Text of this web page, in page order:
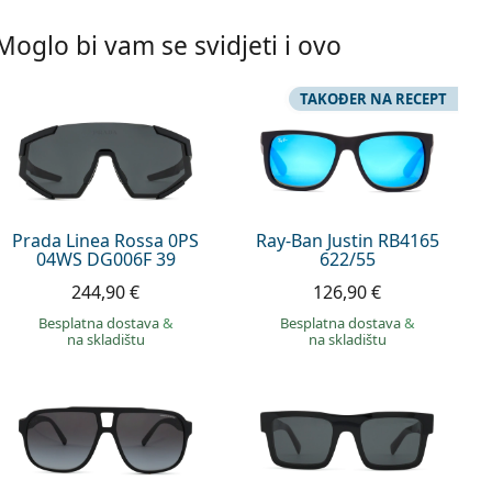
bi vam se svidjeti i ovo
Prada Linea Rossa 0PS
04WS DG006F 39
244,90 €
Besplatna dostava&
na skladištu
Ray-Ban Justin RB4165
622/55
TAKOĐER NA RECEPT
126,90 €
Besplatna dostava&
na skladištu